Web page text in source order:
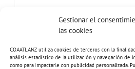
Gestionar el
las cookies
COAATLANZ utiliza cookies de terceros con la
análisis estadístico de la utilización y navegación de
como para impactarle con publicidad personalizada.